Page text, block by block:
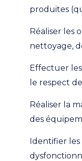
produites
Réaliser les
nettoyage,
Effectuer
le respect
Réaliser la
des
Identifier